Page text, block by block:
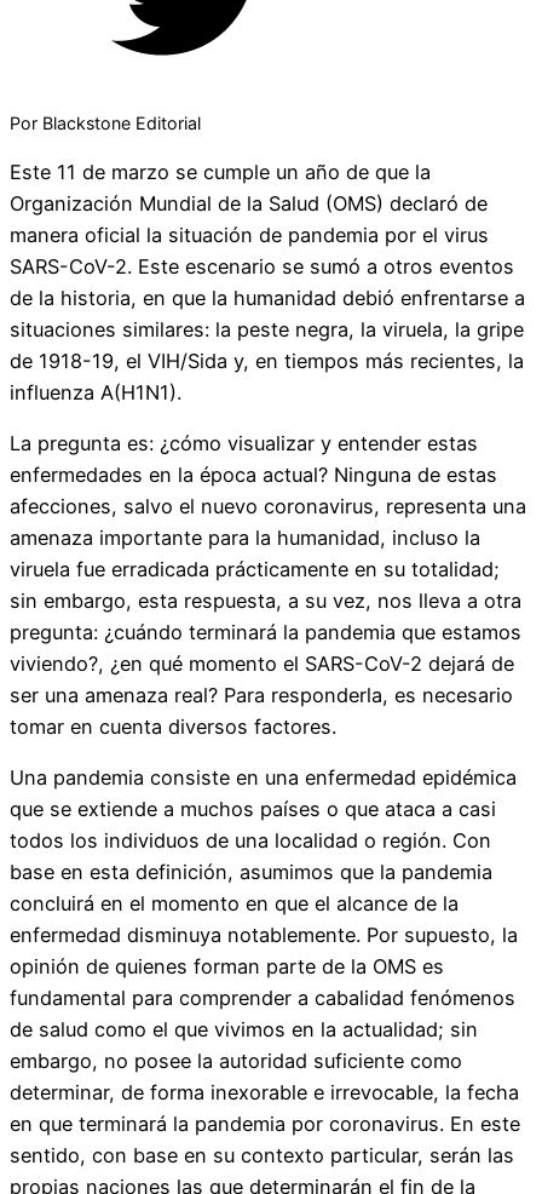
Por Blackstone Editorial
Este 11 de marzo se cumple un año de que la
Organización Mundial de la Salud (OMS) declaró de
manera oficial la situación de pandemia por el virus
SARS-CoV-2. Este escenario se sumó a otros eventos
de la historia, en que la humanidad debió enfrentarse a
situaciones similares: la peste negra, la viruela, la gripe
de 1918-19, el VIH/Sida y, en tiempos más recientes, la
influenza A(H1N1).
La pregunta es: ¿cómo visualizar y entender estas
enfermedades en la época actual? Ninguna de estas
afecciones, salvo el nuevo coronavirus, representa una
amenaza importante para la humanidad, incluso la
viruela fue erradicada prácticamente en su totalidad;
sin embargo, esta respuesta, a su vez, nos lleva a otra
pregunta: ¿cuándo terminará la pandemia que estamos
viviendo?, ¿en qué momento el SARS-CoV-2 dejará de
ser una amenaza real? Para responderla, es necesario
tomar en cuenta diversos factores.
Una pandemia consiste en una enfermedad epidémica
que se extiende a muchos países o que ataca a casi
todos los individuos de una localidad o región. Con
base en esta definición, asumimos que la pandemia
concluirá en el momento en que el alcance de la
enfermedad disminuya notablemente. Por supuesto, la
opinión de quienes forman parte de la OMS es
fundamental para comprender a cabalidad fenómenos
de salud como el que vivimos en la actualidad; sin
embargo, no posee la autoridad suficiente como
determinar, de forma inexorable e irrevocable, la fecha
en que terminará la pandemia por coronavirus. En este
sentido, con base en su contexto particular, serán las
propias naciones las que determinarán el fin de la